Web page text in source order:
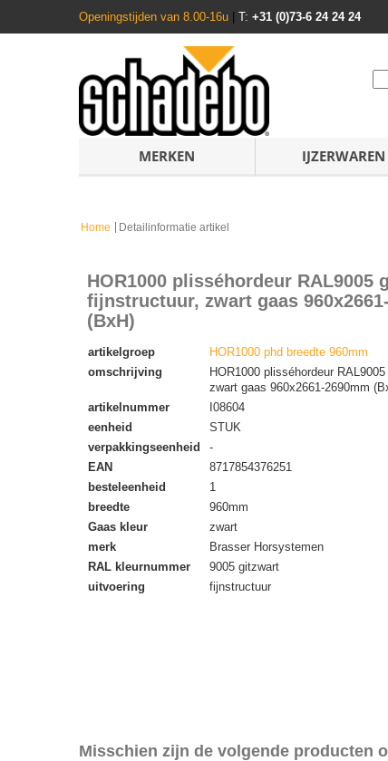
Openingstijden van 8.00-16u T: +31 (0)73-6 24 24 24
MERKEN IJZERWAREN
Home Detailinformatie artikel
HOR1000 plisséhordeur RAL9005
fijnstructuur, zwart gaas
(BxH)
artikelgroep
HOR1000 phd breedte 960mm
omschrijving
HOR1000 plisséhordeur
zwart gaas 960x2661-2690mm
artikelnummer
I08604
eenheid
STUK
verpakkingseenheid
-
EAN
8717854376251
besteleenheid
1
breedte
960mm
Gaas kleur
zwart
merk
Brasser Horsystemen
RAL kleurnummer
9005 gitzwart
uitvoering
fijnstructuur
Misschien zijn de volgende producten